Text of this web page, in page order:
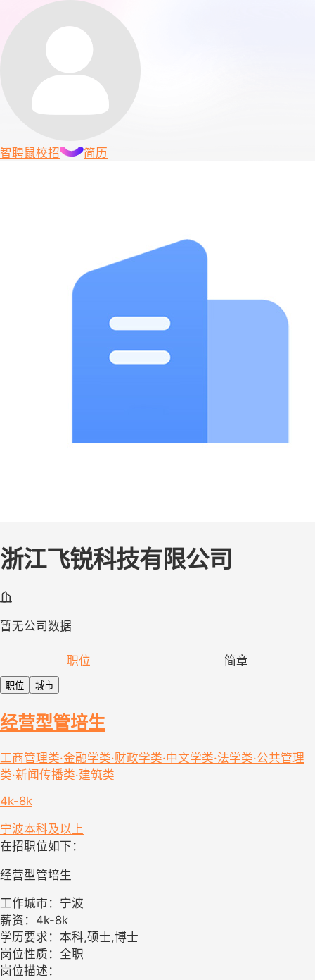
智聘鼠校招 简历
浙江飞锐科技有限公司
暂无公司数据
职位 简章
职位 城市
经营型管培生
工商管理类·金融学类·财政学类·中文学类·法学类·公共管理
类·新闻传播类·建筑类
4k-8k
宁波本科及以上
在招职位如下：
经营型管培生
工作城市：宁波
薪资：4k-8k
学历要求：本科,硕士,博士
岗位性质：全职
岗位描述：